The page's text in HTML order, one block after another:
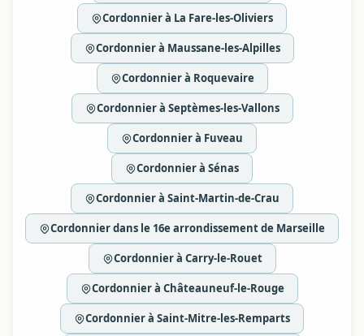
Cordonnier à La Fare-les-Oliviers
Cordonnier à Maussane-les-Alpilles
Cordonnier à Roquevaire
Cordonnier à Septèmes-les-Vallons
Cordonnier à Fuveau
Cordonnier à Sénas
Cordonnier à Saint-Martin-de-Crau
Cordonnier dans le 16e arrondissement de Marseille
Cordonnier à Carry-le-Rouet
Cordonnier à Châteauneuf-le-Rouge
Cordonnier à Saint-Mitre-les-Remparts